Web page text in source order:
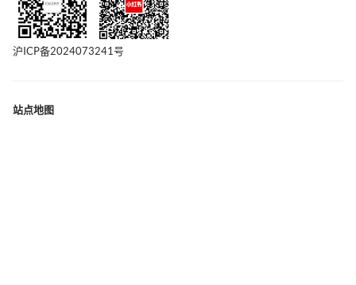
沪ICP备2024073241号
站点地图